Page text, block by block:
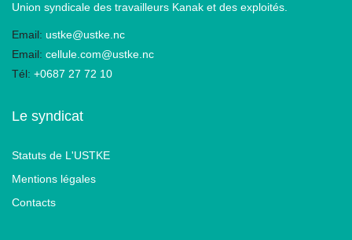
Union syndicale des travailleurs Kanak et des exploités.
Email: ustke@ustke.nc
Email: cellule.com@ustke.nc
Tél: +0687 27 72 10
Le syndicat
Statuts de L'USTKE
Mentions légales
Contacts